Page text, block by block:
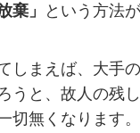
棄」
という方法
しまえば、大手
うと、故人の残
切無くなります。